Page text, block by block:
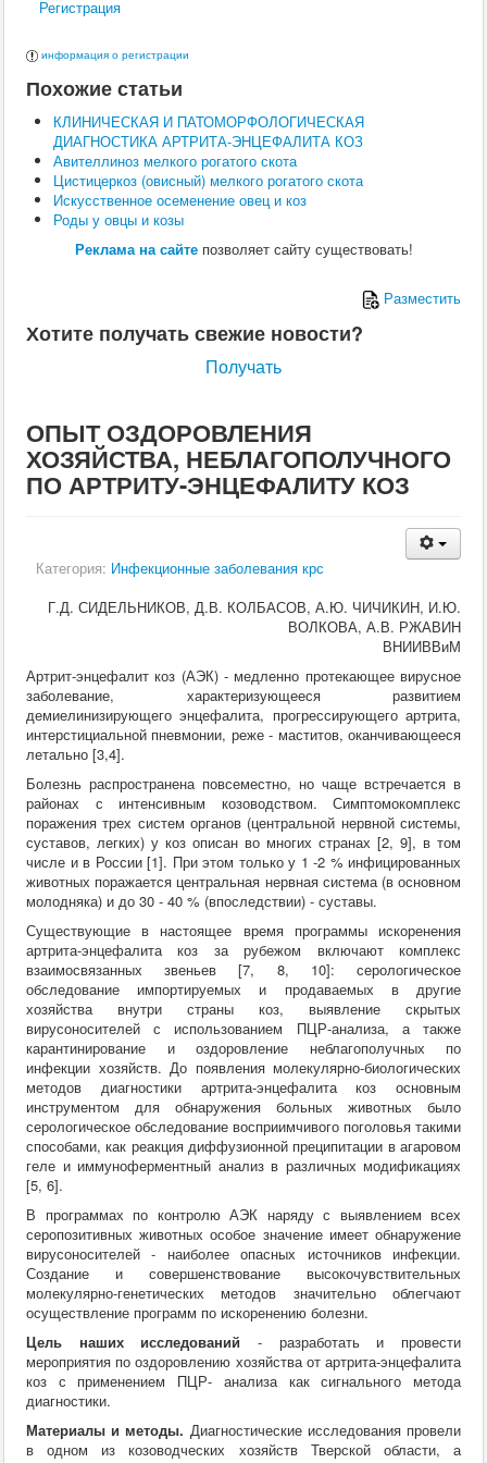
Поведение
Кошки
Ветеринария
Хирургия
Терапия
Заразные заболевания
Инфекционные заболевания
Инвазионные заболевания
Кормление
Поведение
Воспроизводство
Воспроизводство
Кормление
Прочие
Кролики
Ветеринария
Кормление
Экзотические животные
Ветеринария
Ветеринария
По животным
Лошадей
Свиньи
Собаки
Кошки
Птицы
Кролики
Пушные
Пчелы
Экзотические животные
Заразные заболевания
Инвазионные болезни
Инфекционные заболевания
Терапия
Гинекология
Диагностика
Хирургия
ВСЭ
Лекарственные препараты
Токсикология
Зоогигиена
Патанатомия
Интересное
Кормление
Регистрация
информация о регистрации
Похожие статьи
КЛИНИЧЕСКАЯ И ПАТОМОРФОЛОГИЧЕСКАЯ
ДИАГНОСТИКА АРТРИТА-ЭНЦЕФАЛИТА КОЗ
Авителлиноз мелкого рогатого скота
Цистицеркоз (овисный) мелкого рогатого скота
Искусственное осеменение овец и коз
Роды у овцы и козы
Реклама на сайтепозволяет сайту существовать!
Разместить
Хотите получать свежие новости?
Получать
ОПЫТ ОЗДОРОВЛЕНИЯ
ХОЗЯЙСТВА, НЕБЛАГОПОЛУЧНОГО
ПО АРТРИТУ-ЭНЦЕФАЛИТУ КОЗ
Категория: Инфекционные заболевания крс
Г.Д. СИДЕЛЬНИКОВ, Д.В. КОЛБАСОВ, А.Ю. ЧИЧИКИН, И.Ю.
ВОЛКОВА, А.В. РЖАВИН
ВНИИВВиМ
Артрит-энцефалит коз (АЭК) - медленно протекающее вирусное
заболевание, характеризующееся развитием
демиелинизирующего энцефалита, прогрессирующего артрита,
интерстициальной пневмонии, реже - маститов, оканчивающееся
летально [3,4].
Болезнь распространена повсеместно, но чаще встречается в
районах с интенсивным козоводством. Симптомокомплекс
поражения трех систем органов (центральной нервной системы,
суставов, легких) у коз описан во многих странах [2, 9], в том
числе и в России [1]. При этом только у 1 -2 % инфицированных
животных поражается центральная нервная система (в основном
молодняка) и до 30 - 40 % (впоследствии) - суставы.
Существующие в настоящее время программы искоренения
артрита-энцефалита коз за рубежом включают комплекс
взаимосвязанных звеньев [7, 8, 10]: серологическое
обследование импортируемых и продаваемых в другие
хозяйства внутри страны коз, выявление скрытых
вирусоносителей с использованием ПЦР-анализа, а также
карантинирование и оздоровление неблагополучных по
инфекции хозяйств. До появления молекулярно-биологических
методов диагностики артрита-энцефалита коз основным
инструментом для обнаружения больных животных было
серологическое обследование восприимчивого поголовья такими
способами, как реакция диффузионной преципитации в агаровом
геле и иммуноферментный анализ в различных модификациях
[5, 6].
В программах по контролю АЭК наряду с выявлением всех
серопозитивных животных особое значение имеет обнаружение
вирусоносителей - наиболее опасных источников инфекции.
Создание и совершенствование высокочувствительных
молекулярно-генетических методов значительно облегчают
осуществление программ по искоренению болезни.
Цель наших исследований - разработать и провести
мероприятия по оздоровлению хозяйства от артрита-энцефалита
коз с применением ПЦР- анализа как сигнального метода
диагностики.
Материалы и методы. Диагностические исследования провели
в одном из козоводческих хозяйств Тверской области, а